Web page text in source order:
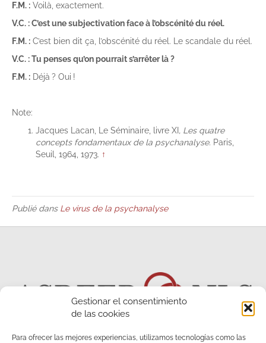
Gestionar el consentimiento
de las cookies
Para ofrecer las mejores experiencias, utilizamos tecnologías como las
F.M. : Voilà, exactement.
V.C. : C’est une subjectivation face à l’obscénité du réel.
F.M. : C’est bien dit ça, l’obscénité du réel. Le scandale du réel.
V.C. : Tu penses qu’on pourrait s’arrêter là ?
F.M. : Déjà ? Oui !
Note:
Jacques Lacan, Le Séminaire, livre XI , Les quatre
concepts fondamentaux de la psychanalyse. Paris,
Seuil, 1964, 1973. ↑
Publié dans Le virus de la psychanalyse